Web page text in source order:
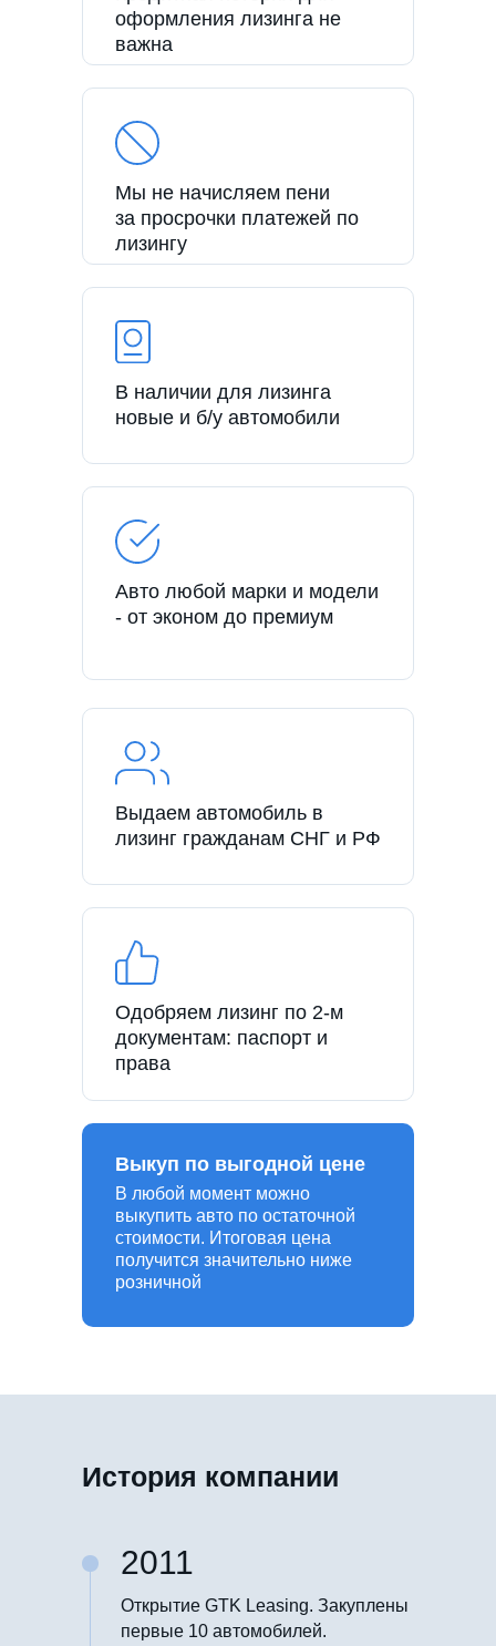
оформления лизинга не
важна
Мы не начисляем пени
за просрочки платежей по
лизингу
В наличии для лизинга
новые и б/у автомобили
Авто любой марки и модели
- от эконом до премиум
Выдаем автомобиль в
лизинг гражданам СНГ и РФ
Одобряем лизинг по 2-м
документам: паспорт и
права
В любой момент можно
выкупить авто по остаточной
стоимости. Итоговая цена
получится значительно ниже
розничной
Выкуп по выгодной цене
История компании
2011
Открытие GTK Leasing. Закуплены
первые 10 автомобилей.